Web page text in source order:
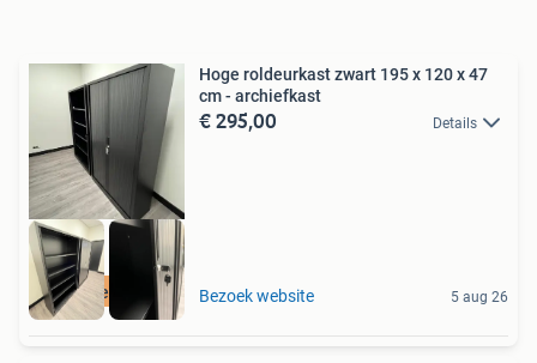
Nieuw
Hoge roldeurkast zwart 195 x 120 x 47
cm - archiefkast
€ 295,00 Details
Bezoek website 5 aug 26